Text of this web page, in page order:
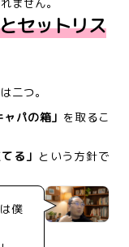
セットリス
二つ。
ャパの箱」 を取るこ
る」 という方針で
僕